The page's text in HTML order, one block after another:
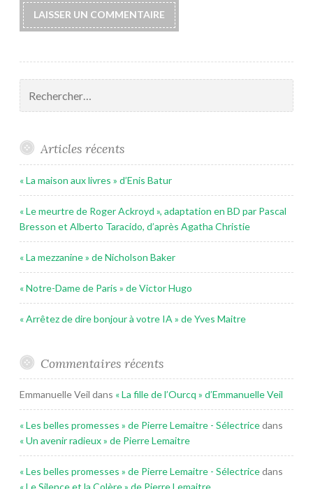
Articles récents
« La maison aux livres » d’Enis Batur
« Le meurtre de Roger Ackroyd », adaptation en BD par Pascal
Bresson et Alberto Taracido, d’après Agatha Christie
« La mezzanine » de Nicholson Baker
« Notre-Dame de Paris » de Victor Hugo
« Arrêtez de dire bonjour à votre IA » de Yves Maitre
Commentaires récents
Emmanuelle Veil dans « La fille de l’Ourcq » d’Emmanuelle Veil
« Les belles promesses » de Pierre Lemaitre - Sélectricedans
« Un avenir radieux » de Pierre Lemaitre
« Les belles promesses » de Pierre Lemaitre - Sélectricedans
« Le Silence et la Colère » de Pierre Lemaitre